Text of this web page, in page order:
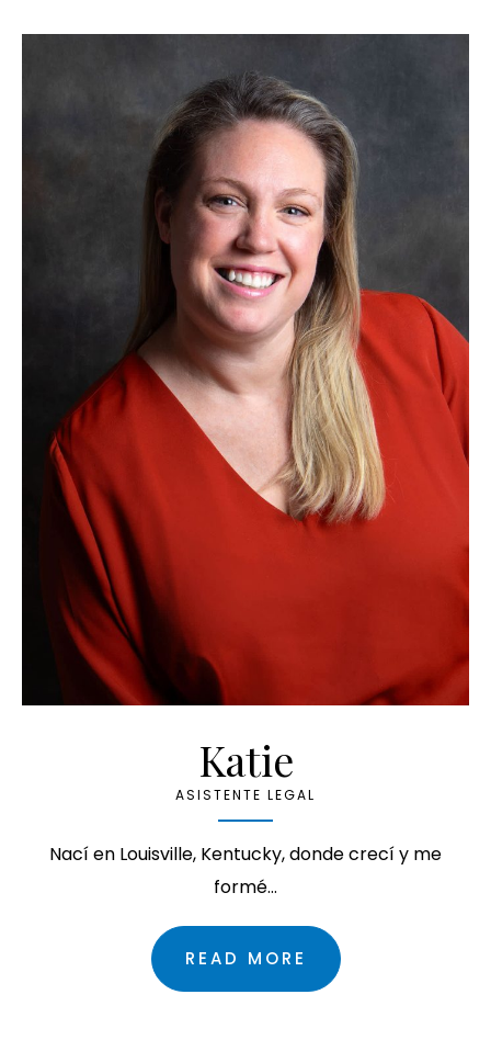
Katie
ASISTENTE LEGAL
Nací en Louisville, Kentucky, donde crecí y me
formé…
READ MORE